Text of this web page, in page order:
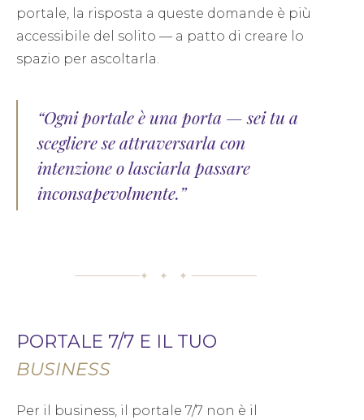
portale, la risposta a queste domande è più
accessibile del solito — a patto di creare lo
spazio per ascoltarla.
“Ogni portale è una porta — sei tu a
scegliere se attraversarla con
intenzione o lasciarla passare
inconsapevolmente.”
✦ ✦ ✦
PORTALE 7/7 E IL TUO
BUSINESS
Per il business, il portale 7/7 non è il